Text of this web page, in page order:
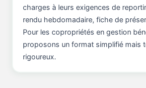
charges à leurs exigences de
rendu hebdomadaire, fiche de
Pour les copropriétés en gestion
proposons un format simplifié mais
rigoureux.